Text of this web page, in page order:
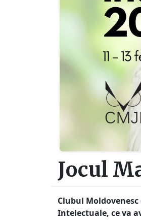
Jocul
Clubul
Intelectuale, ce va